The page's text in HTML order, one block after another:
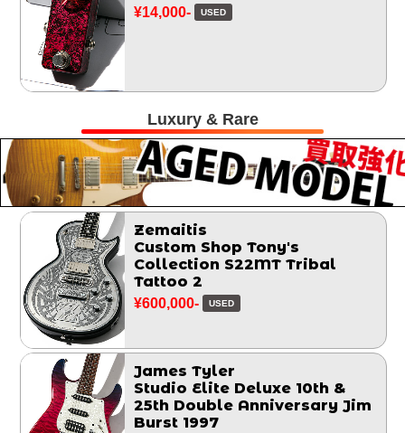
¥14,000- USED
Luxury & Rare
Zemaitis
Custom Shop Tony's
Collection S22MT Tribal
Tattoo 2
¥600,000- USED
James Tyler
Studio Elite Deluxe 10th &
25th Double Anniversary Jim
Burst 1997